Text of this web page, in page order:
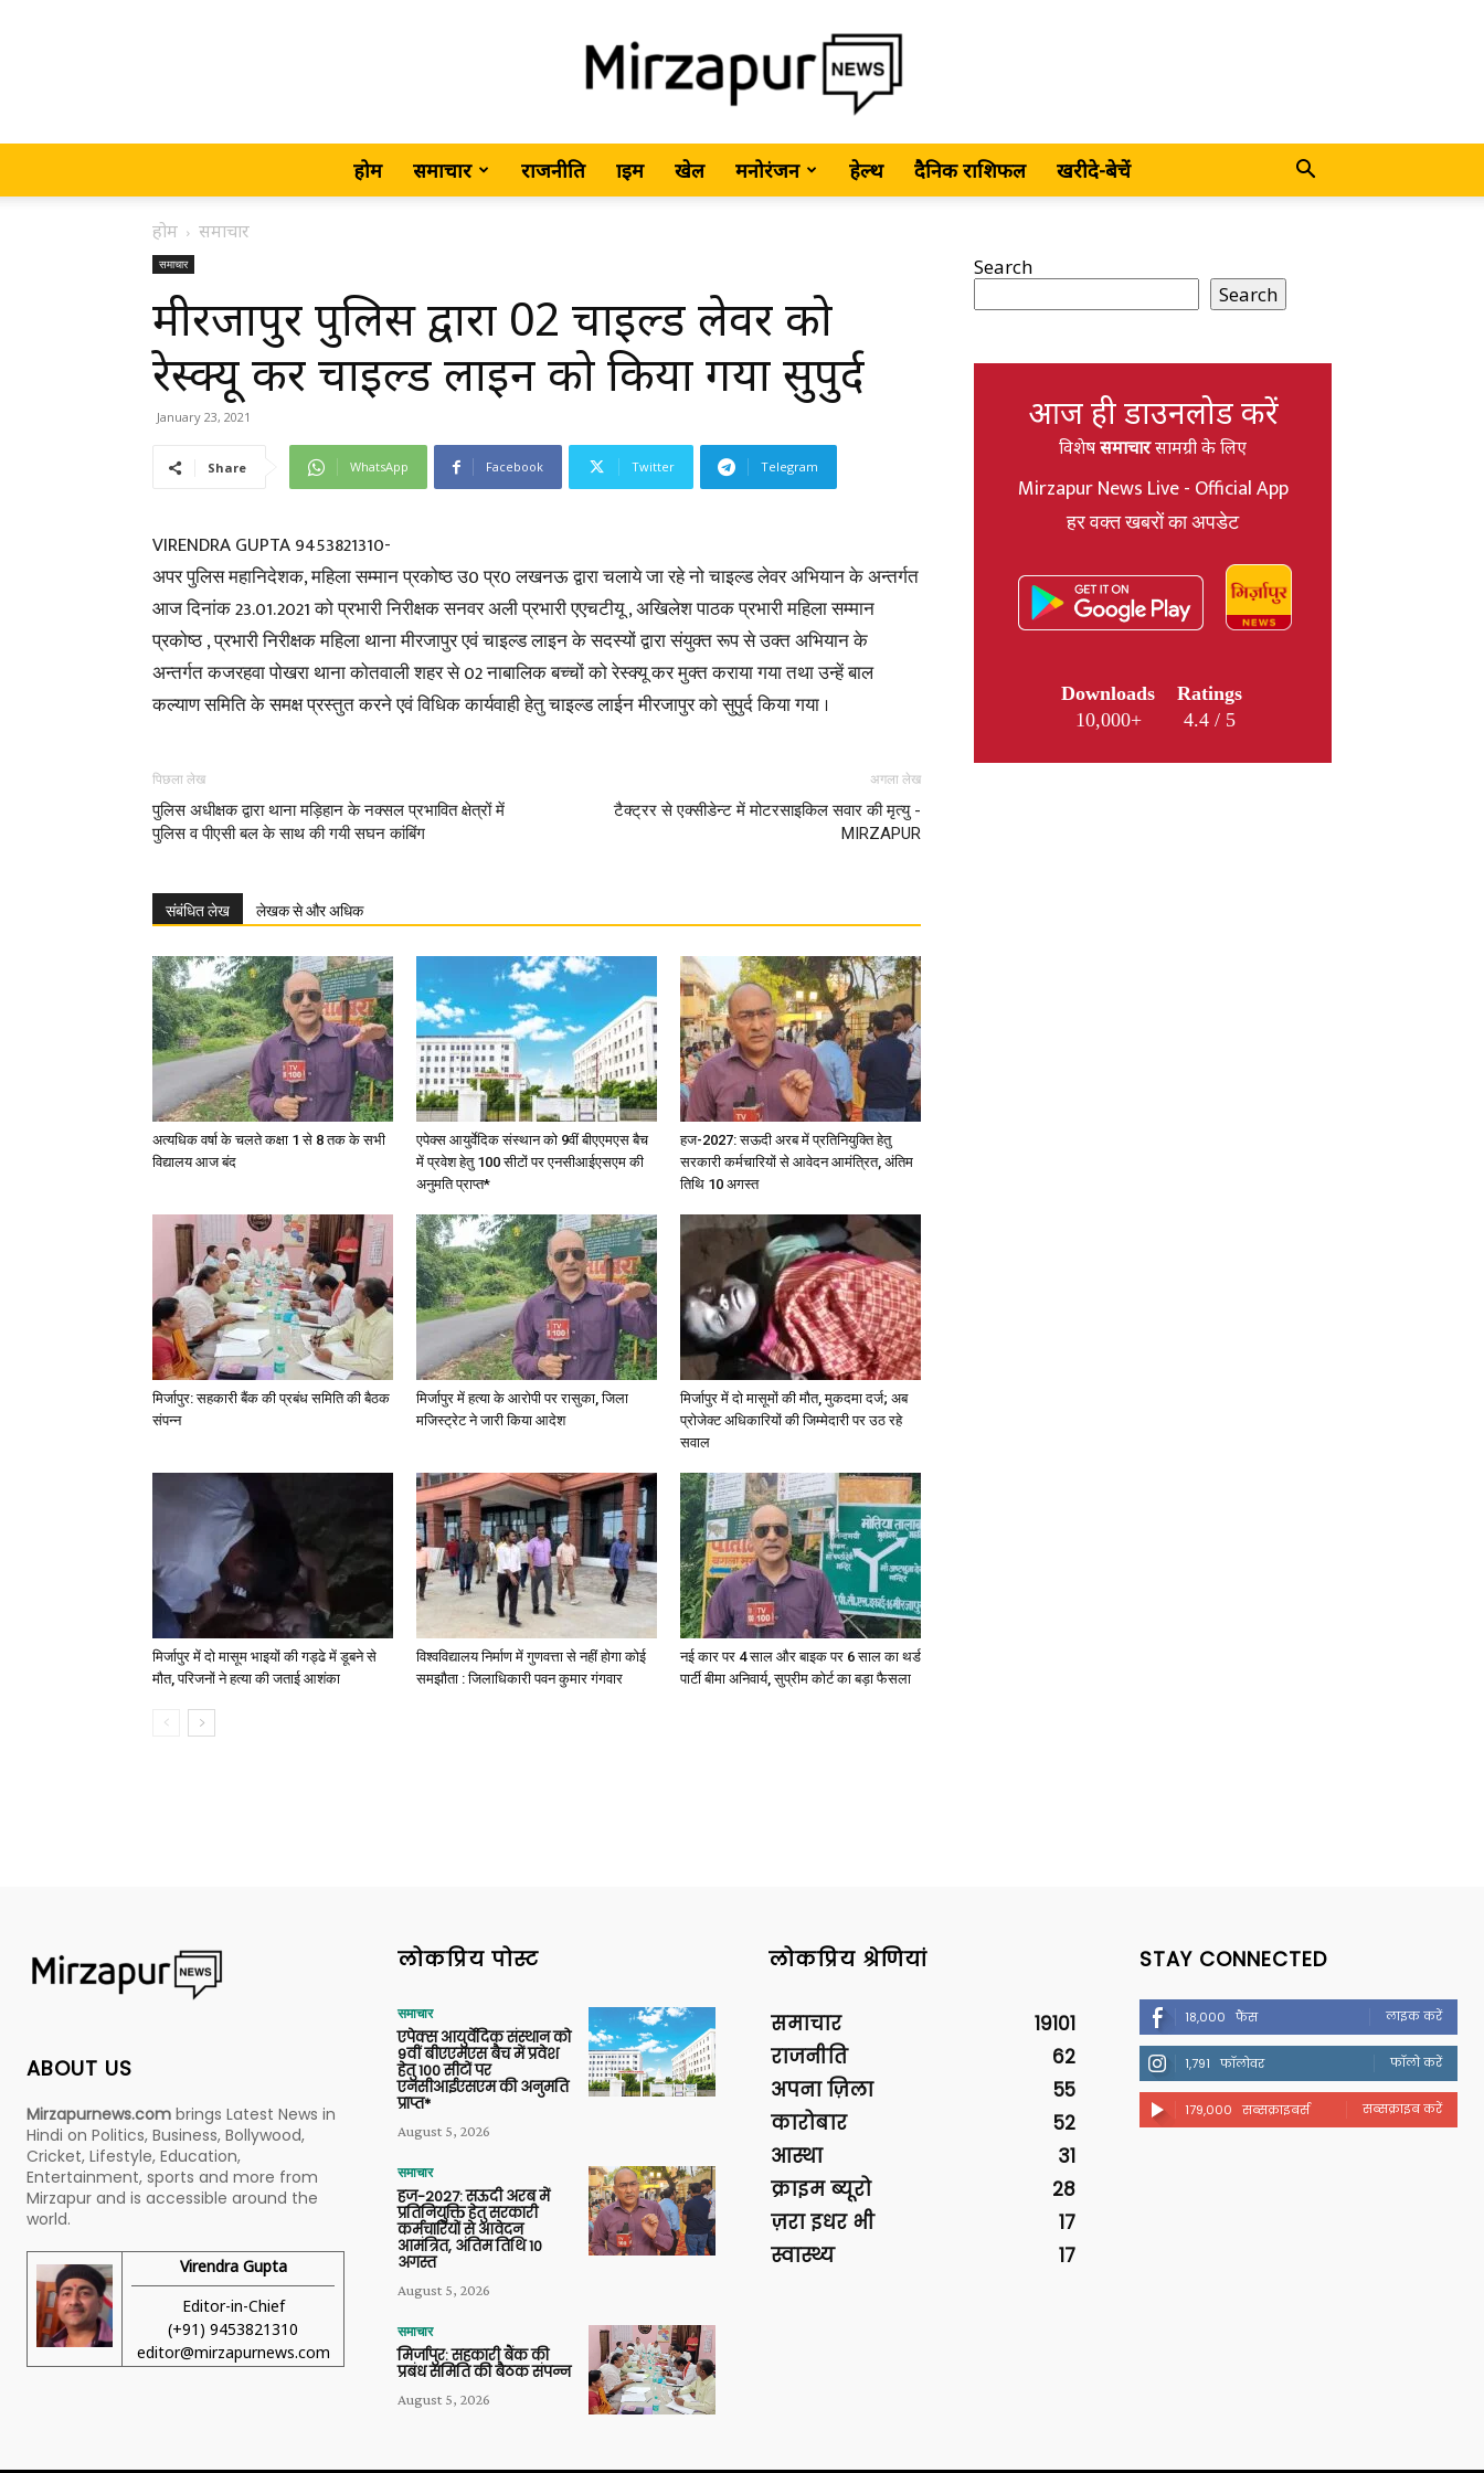
MirzapurNews.com
•
Hindi
News,
in
Hindi,
Today
Hindi
News
होम समाचार राजनीति क्राइम खेल मनोरंजन हेल्थ दैनिक राशिफल खरीदे-बेचें
होम समाचार
समाचार
मीरजापुर पुलिस द्वारा 02 चाइल्ड लेवर को
रेस्क्यू कर चाइल्ड लाइन को किया गया सुपुर्द
January 23, 2021
Share WhatsApp Facebook Twitter Telegram
VIRENDRA GUPTA 9453821310-
अपर पुलिस महानिदेशक, महिला सम्मान प्रकोष्ठ उ0 प्र0 लखनऊ द्वारा चलाये जा रहे नो चाइल्ड लेवर अभियान के अन्तर्गत
आज दिनांक 23.01.2021 को प्रभारी निरीक्षक सनवर अली प्रभारी एएचटीयू , अखिलेश पाठक प्रभारी महिला सम्मान
प्रकोष्ठ , प्रभारी निरीक्षक महिला थाना मीरजापुर एवं चाइल्ड लाइन के सदस्यों द्वारा संयुक्त रूप से उक्त अभियान के
अन्तर्गत कजरहवा पोखरा थाना कोतवाली शहर से 02 नाबालिक बच्चों को रेस्क्यू कर मुक्त कराया गया तथा उन्हें बाल
कल्याण समिति के समक्ष प्रस्तुत करने एवं विधिक कार्यवाही हेतु चाइल्ड लाईन मीरजापुर को सुपुर्द किया गया ।
पिछला लेख
पुलिस अधीक्षक द्वारा थाना मड़िहान के नक्सल प्रभावित क्षेत्रों में
पुलिस व पीएसी बल के साथ की गयी सघन कांबिंग
अगला लेख
टैक्ट्रर से एक्सीडेन्ट में मोटरसाइकिल सवार की मृत्यु -
MIRZAPUR
संबंधित लेख लेखक से और अधिक
अत्यधिक वर्षा के चलते कक्षा 1 से 8 तक के सभी
विद्यालय आज बंद
एपेक्स आयुर्वेदिक संस्थान को 9वीं बीएएमएस बैच
में प्रवेश हेतु 100 सीटों पर एनसीआईएसएम की
अनुमति प्राप्त*
हज-2027: सऊदी अरब में प्रतिनियुक्ति हेतु
सरकारी कर्मचारियों से आवेदन आमंत्रित, अंतिम
तिथि 10 अगस्त
मिर्जापुर: सहकारी बैंक की प्रबंध समिति की बैठक
संपन्न
मिर्जापुर में हत्या के आरोपी पर रासुका, जिला
मजिस्ट्रेट ने जारी किया आदेश
मिर्जापुर में दो मासूमों की मौत, मुकदमा दर्ज; अब
प्रोजेक्ट अधिकारियों की जिम्मेदारी पर उठ रहे
सवाल
मिर्जापुर में दो मासूम भाइयों की गड्ढे में डूबने से
मौत, परिजनों ने हत्या की जताई आशंका
विश्वविद्यालय निर्माण में गुणवत्ता से नहीं होगा कोई
समझौता : जिलाधिकारी पवन कुमार गंगवार
नई कार पर 4 साल और बाइक पर 6 साल का थर्ड
पार्टी बीमा अनिवार्य, सुप्रीम कोर्ट का बड़ा फैसला
Search
Search
आज ही डाउनलोड करें
विशेषसमाचारसामग्री के लिए
Mirzapur News Live - Official App
हर वक्त खबरों का अपडेट
Downloads
10,000+
Ratings
4.4 / 5
ABOUT US
Mirzapurnews.com brings Latest News in
Hindi on Politics, Business, Bollywood,
Cricket, Lifestyle, Education,
Entertainment, sports and more from
Mirzapur and is accessible around the
world.
Virendra Gupta
Editor-in-Chief
(+91) 9453821310
editor@mirzapurnews.com
लोकप्रिय पोस्ट
समाचार
एपेक्स आयुर्वेदिक संस्थान को
9वीं बीएएमएस बैच में प्रवेश
हेतु 100 सीटों पर
एनसीआईएसएम की अनुमति
प्राप्त*
August 5, 2026
समाचार
हज-2027: सऊदी अरब में
प्रतिनियुक्ति हेतु सरकारी
कर्मचारियों से आवेदन
आमंत्रित, अंतिम तिथि 10
अगस्त
August 5, 2026
समाचार
मिर्जापुर: सहकारी बैंक की
प्रबंध समिति की बैठक संपन्न
August 5, 2026
लोकप्रिय श्रेणियां
समाचार
19101
राजनीति
62
अपना ज़िला
55
कारोबार
52
आस्था
31
क्राइम ब्यूरो
28
ज़रा इधर भी
17
स्वास्थ्य
17
STAY CONNECTED
18,000 फैंस लाइक करें
1,791 फॉलोवर फॉलो करें
179,000 सब्सक्राइबर्स सब्सक्राइब करें